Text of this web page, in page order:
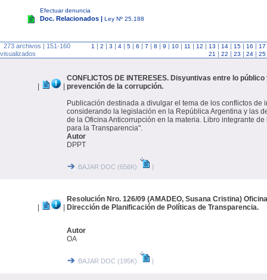
Efectuar denuncia
Doc. Relacionados | Ley Nº 25.188
273 archivos | 151-160
visualizados
1 | 2 | 3 | 4 | 5 | 6 | 7 | 8 | 9 | 10 | 11 | 12 | 13 | 14 | 15 | 16 | 17
21 | 22 | 23 | 24 | 25
CONFLICTOS DE INTERESES. Disyuntivas entre lo
prevención de la corrupción.
Publicación destinada a divulgar el tema de los conflictos de
considerando la legislación en la República Argentina y las
de la Oficina Anticorrupción en la materia. Libro integrante de
para la Transparencia".
Autor
DPPT
BAJAR DOC (656K) |
Resolución Nro. 126/09 (AMADEO, Susana Cristina)
Dirección de Planificación de Políticas de Transparencia.
Autor
OA
BAJAR DOC (195K) |